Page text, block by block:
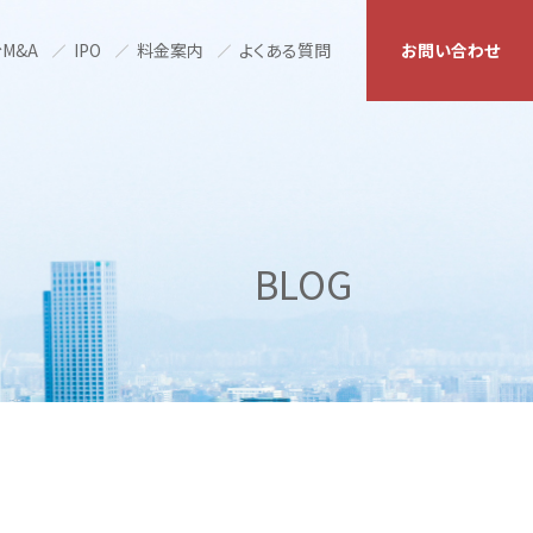
IPO 料金案内 よくある質問 お問い合わせ
BLOG